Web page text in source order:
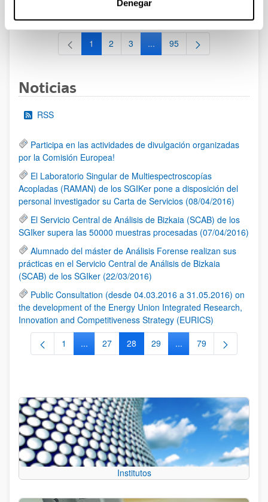
Denegar
al 30/07/2026 (ambos incluídos)
Página
1 Página
2 Página
3 ...Páginas intermedias Use TAB
Página
95
Noticias
RSS
Participa en las actividades de divulgación organizadas
por la Comisión Europea!
El Laboratorio Singular de Multiespectroscopías
Acopladas (RAMAN) de los SGIKer pone a disposición del
personal investigador su Carta de Servicios (08/04/2016)
El Servicio Central de Análisis de Bizkaia (SCAB) de los
SGIker supera las 50000 muestras procesadas (07/04/2016)
Alumnado del máster de Análisis Forense realizan sus
prácticas en el Servicio Central de Análisis de Bizkaia
(SCAB) de los SGIker (22/03/2016)
Public Consultation (desde 04.03.2016 a 31.05.2016) on
the development of the Energy Union Integrated Research,
Innovation and Competitiveness Strategy (EURICS)
Página
1 ...Páginas intermedias Use TAB para desplazarse.
Página
27 Página
28 Página
29 ...Páginas intermedias
Página
79
Institutos